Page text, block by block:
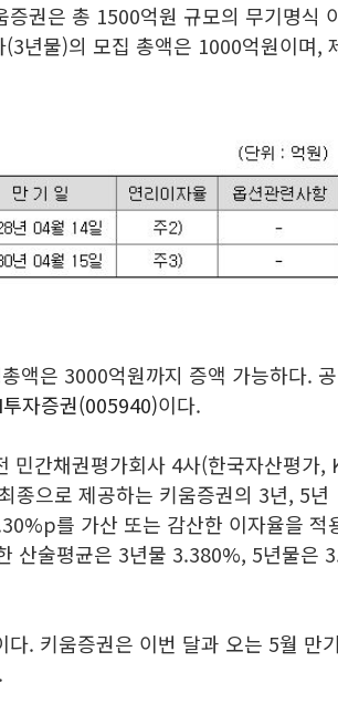
권은 총 1500억원 규모의 무기명식
년물)의 모집 총액은 1000억원이며,
액은 3000억원까지 증액 가능하다. 공
자증권(005940)이다.
민간채권평가회사 4사(한국자산평가,
종으로 제공하는 키움증권의 3년, 5년
를 가산 또는 감산한 이자율을 적
산술평균은 3년물 3.380%, 5년물은
. 키움증권은 이번 달과 오는 5월 만기